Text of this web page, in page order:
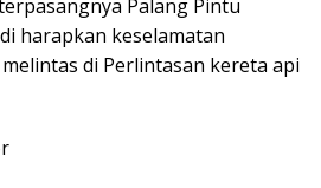
Palang Pintu
harapkan keselamatan
di Perlintasan kereta api